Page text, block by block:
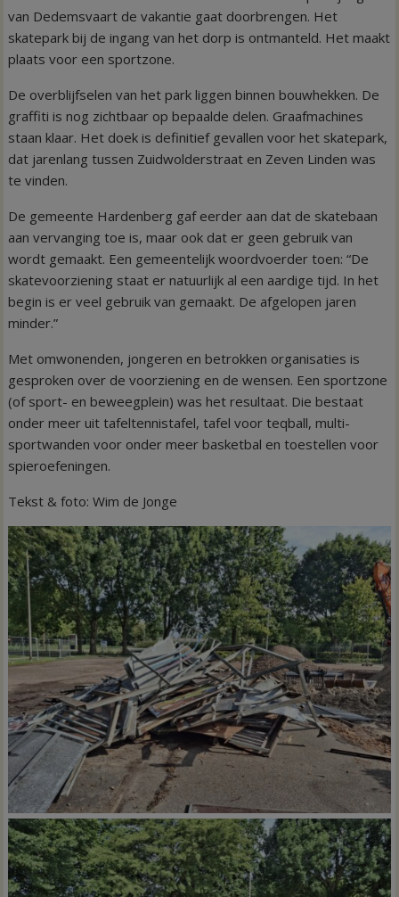
van Dedemsvaart de vakantie gaat doorbrengen. Het
skatepark bij de ingang van het dorp is ontmanteld. Het maakt
plaats voor een sportzone.
De overblijfselen van het park liggen binnen bouwhekken. De
graffiti is nog zichtbaar op bepaalde delen. Graafmachines
staan klaar. Het doek is definitief gevallen voor het skatepark,
dat jarenlang tussen Zuidwolderstraat en Zeven Linden was
te vinden.
De gemeente Hardenberg gaf eerder aan dat de skatebaan
aan vervanging toe is, maar ook dat er geen gebruik van
wordt gemaakt. Een gemeentelijk woordvoerder toen: “De
skatevoorziening staat er natuurlijk al een aardige tijd. In het
begin is er veel gebruik van gemaakt. De afgelopen jaren
minder.”
Met omwonenden, jongeren en betrokken organisaties is
gesproken over de voorziening en de wensen. Een sportzone
(of sport- en beweegplein) was het resultaat. Die bestaat
onder meer uit tafeltennistafel, tafel voor teqball, multi-
sportwanden voor onder meer basketbal en toestellen voor
spieroefeningen.
Tekst & foto: Wim de Jonge